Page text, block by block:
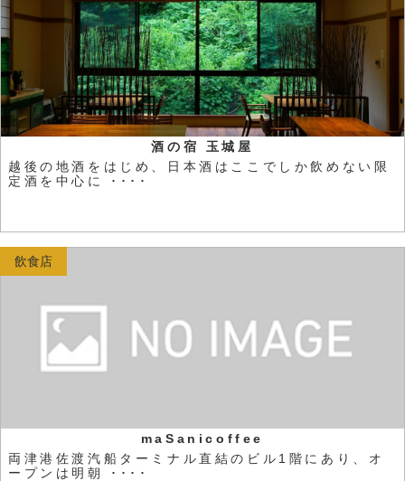
酒の宿 玉城屋
越後の地酒をはじめ、日本酒はここでしか飲めない限
定酒を中心に ････
maSanicoffee
両津港佐渡汽船ターミナル直結のビル1階にあり、オ
ープンは明朝 ････
飲食店